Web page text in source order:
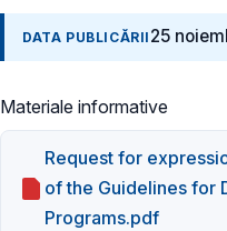
DATA PUBLICĂRII 25
Materiale informative
Request for
of the Guidelines for
Programs.pdf